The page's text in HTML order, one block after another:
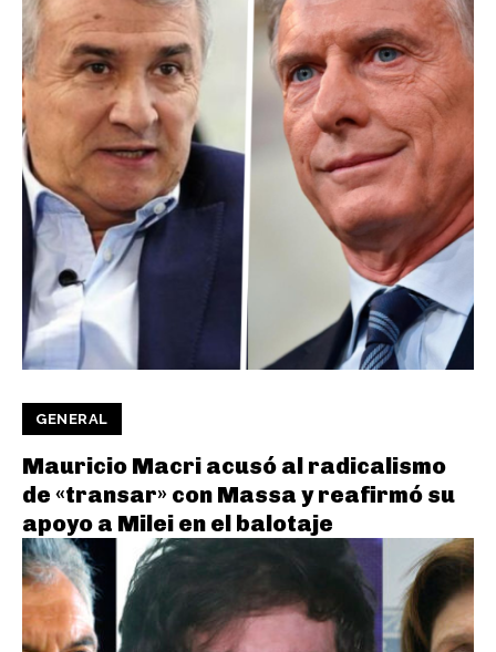
GENERAL
Mauricio Macri acusó al radicalismo
de «transar» con Massa y reafirmó su
apoyo a Milei en el balotaje